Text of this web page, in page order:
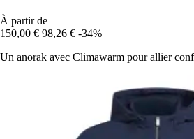
À partir de
150,00 € 98,26 € -34%
Un anorak avec Climawarm pour allier